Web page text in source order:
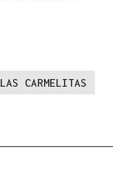
CARMELITAS